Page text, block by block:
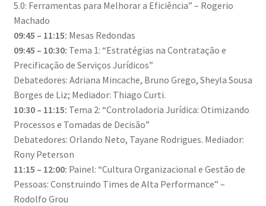
5.0: Ferramentas para Melhorar a Eficiência” – Rogerio
Machado
09:45 – 11:15: Mesas Redondas
09:45 – 10:30: Tema 1: “Estratégias na Contratação e
Precificação de Serviços Jurídicos”
Debatedores: Adriana Mincache, Bruno Grego, Sheyla Sousa
Borges de Liz; Mediador: Thiago Curti.
10:30 – 11:15: Tema 2: “Controladoria Jurídica: Otimizando
Processos e Tomadas de Decisão”
Debatedores: Orlando Neto, Tayane Rodrigues. Mediador:
Rony Peterson
11:15 – 12:00: Painel: “Cultura Organizacional e Gestão de
Pessoas: Construindo Times de Alta Performance” –
Rodolfo Grou